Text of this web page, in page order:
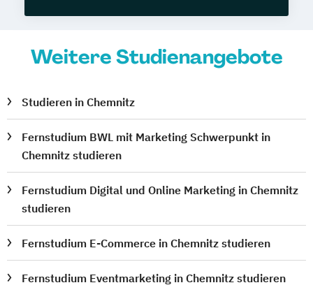
Weitere Studienangebote
Studieren in Chemnitz
Fernstudium BWL mit Marketing Schwerpunkt in
Chemnitz studieren
Fernstudium Digital und Online Marketing in Chemnitz
studieren
Fernstudium E-Commerce in Chemnitz studieren
Fernstudium Eventmarketing in Chemnitz studieren